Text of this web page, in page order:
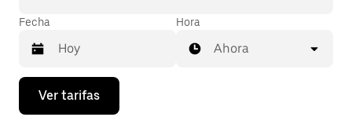
Fecha
Presiona
flecha
Hora
Ahora
Ver tarifas